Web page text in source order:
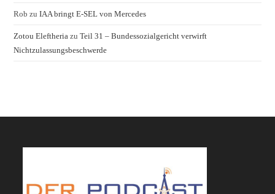
Rob zuIAA bringt E-SEL von Mercedes
Zotou Eleftheria zuTeil 31 – Bundessozialgericht verwirft
Nichtzulassungsbeschwerde